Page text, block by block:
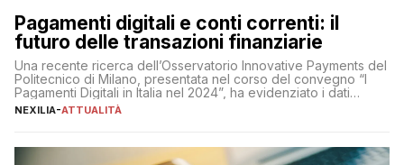
Pagamenti digitali e conti correnti: il
futuro delle transazioni finanziarie
Una recente ricerca dell’Osservatorio Innovative Payments del
Politecnico di Milano, presentata nel corso del convegno “I
Pagamenti Digitali in Italia nel 2024”, ha evidenziato i dati
definitivi del primo semestre 2024 relativamente alle
NEXILIA-ATTUALITÀ